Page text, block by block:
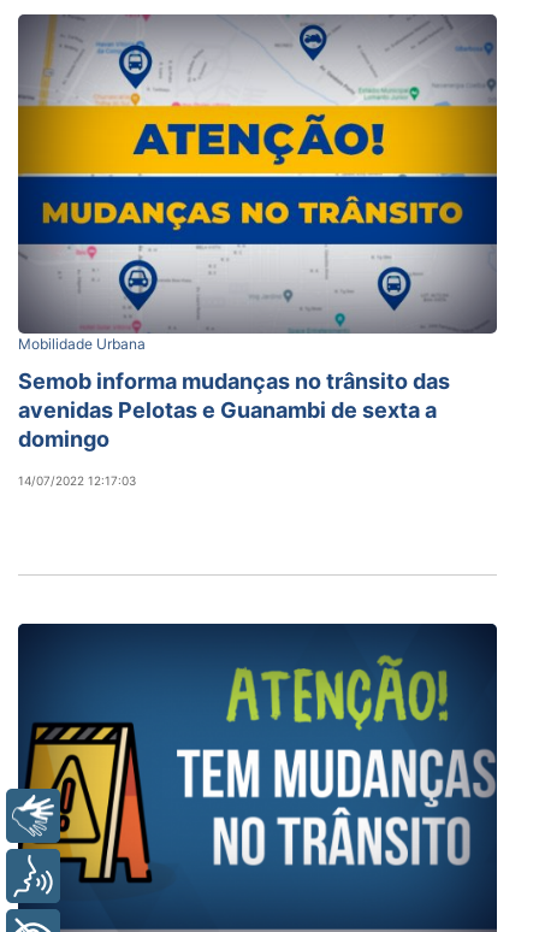
Mobilidade Urbana
Semob informa mudanças no trânsito das
avenidas Pelotas e Guanambi de sexta a
domingo
14/07/2022 12:17:03
Libras
Voz